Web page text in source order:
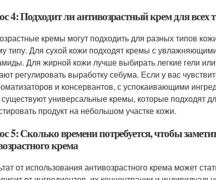
4: Подходит ли антивозрастный крем для всех
кремы могут подходить для разных типов
типу. Для сухой кожи подходят кремы с
Для жирной кожи лучше выбирать легкие гели
регулировать выработку себума. Если у вас
и консервантов, с успокаивающими
универсальные кремы, которые подходят
продукт на небольшом участке кожи.
5: Сколько времени потребуется, чтобы
крема
от использования антивозрастного крема может